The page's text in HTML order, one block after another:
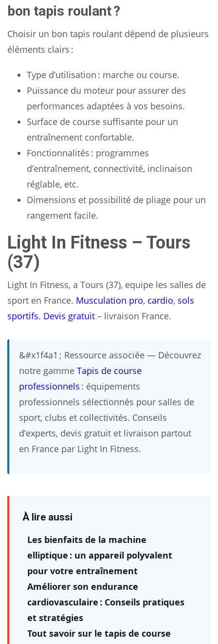
bon tapis roulant ?
Choisir un bon tapis roulant dépend de plusieurs
éléments clairs :
Type d’utilisation : marche ou course.
Puissance du moteur pour assurer des
performances adaptées à vos besoins.
Surface de course suffisante pour un
entraînement confortable.
Fonctionnalités : programmes
d’entraînement, connectivité, inclinaison
réglable, etc.
Dimensions et possibilité de pliage pour un
rangement facile.
Light In Fitness – Tours
(37)
Light In Fitness, a Tours (37), equipe les salles de
sport en France. Musculation pro, cardio, sols
sportifs. Devis gratuit – livraison France.
&#x1f4a1 ; Ressource associée — Découvrez
notre gamme Tapis de course
professionnels : équipements
professionnels sélectionnés pour salles de
sport, clubs et collectivités. Conseils
d’experts, devis gratuit et livraison partout
en France par Light In Fitness.
À lire aussi
Les bienfaits de la machine
elliptique : un appareil polyvalent
pour votre entraînement
Améliorer son endurance
cardiovasculaire : Conseils pratiques
et stratégies
Tout savoir sur le tapis de course